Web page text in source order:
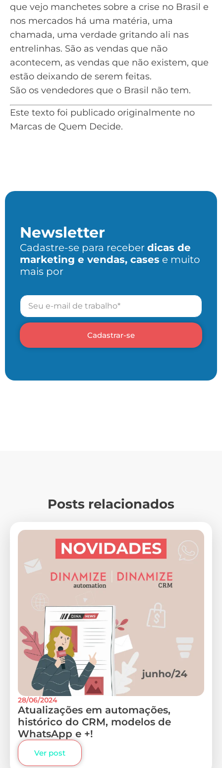
que vejo manchetes sobre a crise no Brasil e
nos mercados há uma matéria, uma
chamada, uma verdade gritando ali nas
entrelinhas. São as vendas que não
acontecem, as vendas que não existem, que
estão deixando de serem feitas.
São os vendedores que o Brasil não tem.
Este texto foi publicado originalmente no
Marcas de Quem Decide.
Newsletter
Cadastre-se para receber dicas de
marketing e vendas, cases e muito
mais por
Cadastrar-se
Posts relacionados
28/06/2024
Atualizações em automações,
histórico do CRM, modelos de
WhatsApp e +!
Ver post